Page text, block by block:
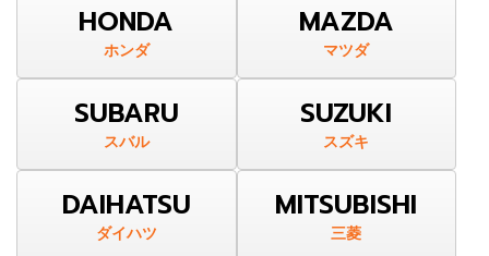
HONDA
ホンダ
MAZDA
マツダ
SUBARU
スバル
SUZUKI
スズキ
DAIHATSU
ダイハツ
MITSUBISHI
三菱